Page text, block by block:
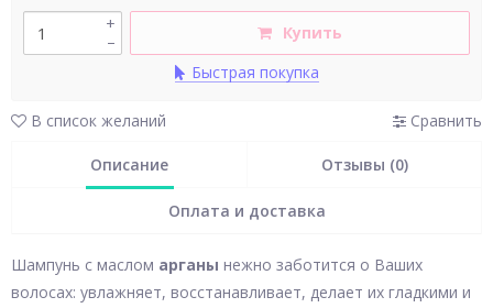
–
+
Купить
Быстрая покупка
В список желаний Сравнить
Описание Отзывы (0)
Оплата и доставка
Шампунь с маслом арганы нежно заботится о Ваших
волосах: увлажняет, восстанавливает, делает их гладкими и